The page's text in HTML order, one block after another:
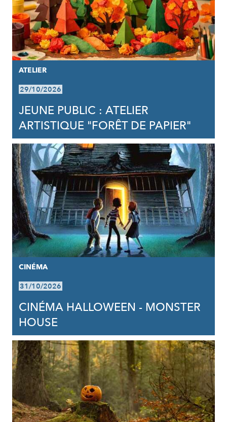
ATELIER
29/10/2026
JEUNE PUBLIC : ATELIER
ARTISTIQUE "FORÊT DE PAPIER"
CINÉMA
31/10/2026
CINÉMA HALLOWEEN - MONSTER
HOUSE